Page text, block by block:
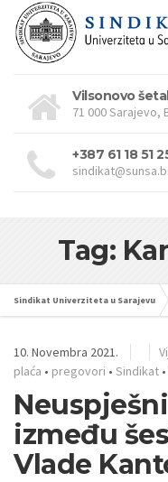
Vilsonovo
71 000 Sarajevo,
+387 61 18 51
Tag:
Sindikat Univerziteta u Sarajevu
10. Novembra 2021.
plaća • pregovori • Sindikat •
između
Vlade